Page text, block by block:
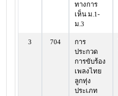
ทางการ
เห็น ม.1-
ม.3
3 704
การ
ประกวด
การขับร้อง
เพลงไทย
ลูกทุ่ง
ประเภท